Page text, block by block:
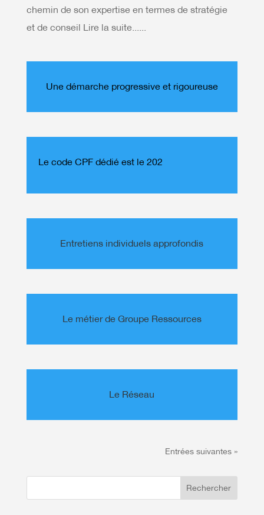
chemin de son expertise en termes de stratégie
et de conseil Lire la suite......
Une démarche progressive et rigoureuse
Le code CPF dédié est le 202
Entretiens individuels approfondis
Le métier de Groupe Ressources
Le Réseau
Entrées suivantes »